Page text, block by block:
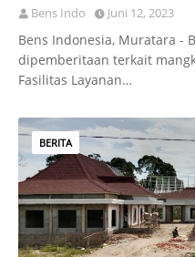
Bens Indo Juni 12, 2023
Bens Indonesia, Muratara -
dipemberitaan terkait
Fasilitas Layanan…
BERITA